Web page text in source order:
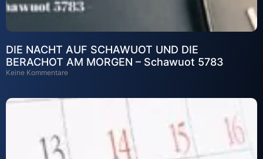
DIE NACHT AUF SCHAWUOT UND DIE
BERACHOT AM MORGEN – Schawuot 5783
Keine Kommentare